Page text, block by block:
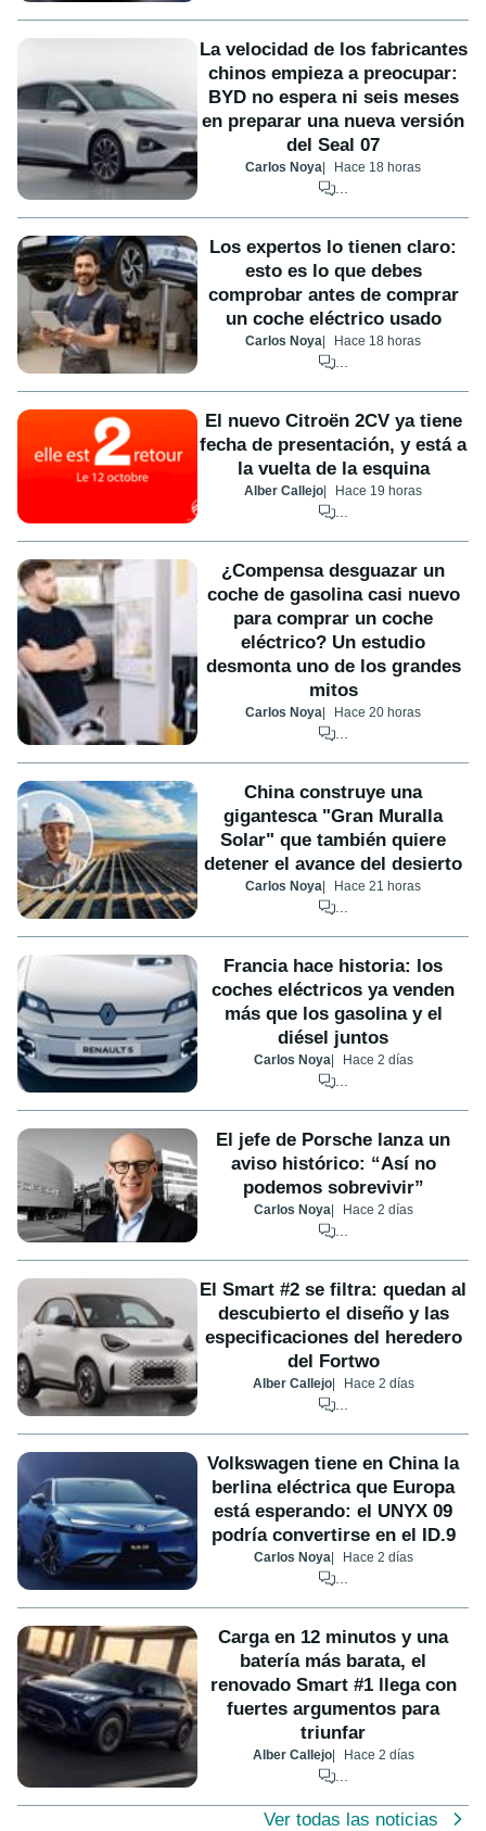
La velocidad de los fabricantes
chinos empieza a preocupar:
BYD no espera ni seis meses
en preparar una nueva versión
del Seal 07
Carlos Noya Hace 18 horas
...
Los expertos lo tienen claro:
esto es lo que debes
comprobar antes de comprar
un coche eléctrico usado
Carlos Noya Hace 18 horas
...
El nuevo Citroën 2CV ya tiene
fecha de presentación, y está a
la vuelta de la esquina
Alber Callejo Hace 19 horas
...
¿Compensa desguazar un
coche de gasolina casi nuevo
para comprar un coche
eléctrico? Un estudio
desmonta uno de los grandes
mitos
Carlos Noya Hace 20 horas
...
China construye una
gigantesca "Gran Muralla
Solar" que también quiere
detener el avance del desierto
Carlos Noya Hace 21 horas
...
Francia hace historia: los
coches eléctricos ya venden
más que los gasolina y el
diésel juntos
Carlos Noya Hace 2 días
...
El jefe de Porsche lanza un
aviso histórico: “Así no
podemos sobrevivir”
Carlos Noya Hace 2 días
...
El Smart #2 se filtra: quedan al
descubierto el diseño y las
especificaciones del heredero
del Fortwo
Alber Callejo Hace 2 días
...
Volkswagen tiene en China la
berlina eléctrica que Europa
está esperando: el UNYX 09
podría convertirse en el ID.9
Carlos Noya Hace 2 días
...
Carga en 12 minutos y una
batería más barata, el
renovado Smart #1 llega con
fuertes argumentos para
triunfar
Alber Callejo Hace 2 días
...
Ver todas las noticias